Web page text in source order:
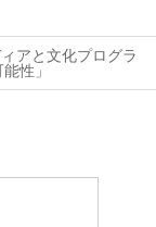
アと文化プログラ
性」